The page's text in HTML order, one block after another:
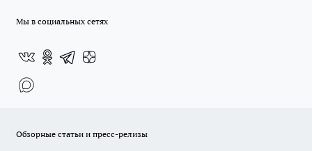
Мы в социальных сетях
Обзорные статьи и пресс-релизы